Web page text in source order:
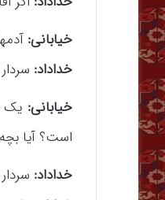
خیابانی:
خداداد:
خیابانی: یک
است؟ آیا
خداداد: